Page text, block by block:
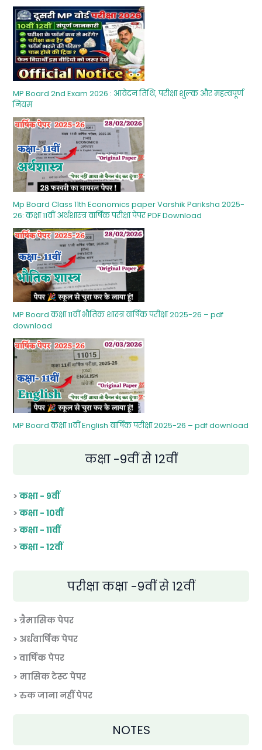
MP Board 2nd Exam 2026 : आवेदन तिथि, परीक्षा शुल्‍क और महत्‍वपूर्ण
नियम
Mp Board Class 11th Economics paper Varshik Pariksha 2025-
26: कक्षा 11वीं अर्थशास्‍त्र वार्षिक परीक्षा पेपर PDF Download
MP Board कक्षा 11वीं भौतिक शास्‍त्र वार्षिक परीक्षा 2025-26 – pdf
download
MP Board कक्षा 11वीं English वार्षिक परीक्षा 2025-26 – pdf download
कक्षा -9वीं से 12वीं
>कक्षा - 9वीं
>कक्षा - 10वीं
>कक्षा - 11वीं
>कक्षा - 12वीं
परीक्षा कक्षा -9वीं से 12वीं
> त्रैमासिक पेपर
> अर्धवार्षिक पेपर
> वार्षिक पेपर
> मासिक टेस्ट पेपर
> रुक जाना नहीं पेपर
NOTES